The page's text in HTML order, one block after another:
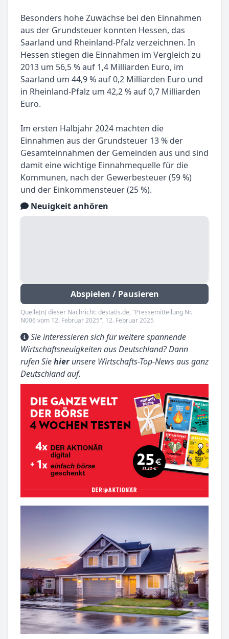
Besonders hohe Zuwächse bei den Einnahmen
aus der Grundsteuer konnten Hessen, das
Saarland und Rheinland-Pfalz verzeichnen. In
Hessen stiegen die Einnahmen im Vergleich zu
2013 um 56,5 % auf 1,4 Milliarden Euro, im
Saarland um 44,9 % auf 0,2 Milliarden Euro und
in Rheinland-Pfalz um 42,2 % auf 0,7 Milliarden
Euro.
Im ersten Halbjahr 2024 machten die
Einnahmen aus der Grundsteuer 13 % der
Gesamteinnahmen der Gemeinden aus und sind
damit eine wichtige Einnahmequelle für die
Kommunen, nach der Gewerbesteuer (59 %)
und der Einkommensteuer (25 %).
Neuigkeit anhören
Abspielen / Pausieren
Quelle(n) dieser Nachricht: destatis.de, "Pressemitteilung Nr.
N006 vom 12. Februar 2025", 12. Februar 2025
Sie interessieren sich für weitere spannende
Wirtschaftsneuigkeiten aus Deutschland? Dann
rufen Siehierunsere Wirtschafts-Top-News aus ganz
Deutschland auf.